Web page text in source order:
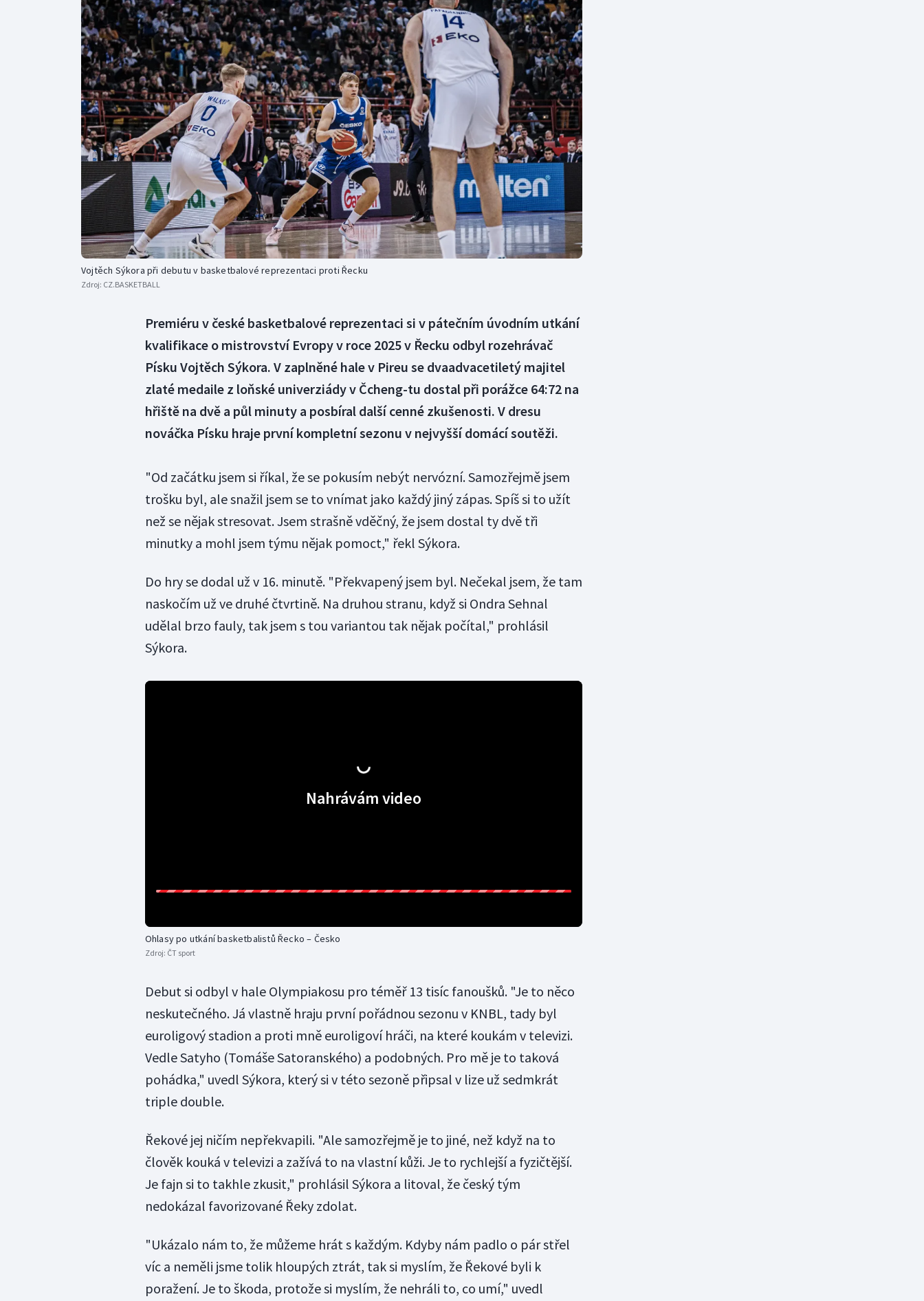
Curling
Dostihy
Florbal
Futsal
Golf
Gymnastika
Moderní pětiboj
Motorsport
Olympijské hry
Parasport
Plavání
Plážový volejbal
Triatlon
Veslování
Vodní slalom
Volejbal
Ostatní
Vojtěch Sýkora při debutu v basketbalové reprezentaci proti Řecku
Zdroj: CZ.BASKETBALL
Premiéru v české basketbalové reprezentaci si v pátečním úvodním utkání
kvalifikace o mistrovství Evropy v roce 2025 v Řecku odbyl rozehrávač
Písku Vojtěch Sýkora. V zaplněné hale v Pireu se dvaadvacetiletý majitel
zlaté medaile z loňské univerziády v Čcheng-tu dostal při porážce 64:72 na
hřiště na dvě a půl minuty a posbíral další cenné zkušenosti. V dresu
nováčka Písku hraje první kompletní sezonu v nejvyšší domácí soutěži.
"Od začátku jsem si říkal, že se pokusím nebýt nervózní. Samozřejmě jsem
trošku byl, ale snažil jsem se to vnímat jako každý jiný zápas. Spíš si to užít
než se nějak stresovat. Jsem strašně vděčný, že jsem dostal ty dvě tři
minutky a mohl jsem týmu nějak pomoct," řekl Sýkora.
Do hry se dodal už v 16. minutě. "Překvapený jsem byl. Nečekal jsem, že tam
naskočím už ve druhé čtvrtině. Na druhou stranu, když si Ondra Sehnal
udělal brzo fauly, tak jsem s tou variantou tak nějak počítal," prohlásil
Sýkora.
Nahrávám video
Ohlasy po utkání basketbalistů Řecko – Česko
Zdroj: ČT sport
Debut si odbyl v hale Olympiakosu pro téměř 13 tisíc fanoušků. "Je to něco
neskutečného. Já vlastně hraju první pořádnou sezonu v KNBL, tady byl
euroligový stadion a proti mně euroligoví hráči, na které koukám v televizi.
Vedle Satyho (Tomáše Satoranského) a podobných. Pro mě je to taková
pohádka," uvedl Sýkora, který si v této sezoně připsal v lize už sedmkrát
triple double.
Řekové jej ničím nepřekvapili. "Ale samozřejmě je to jiné, než když na to
člověk kouká v televizi a zažívá to na vlastní kůži. Je to rychlejší a fyzičtější.
Je fajn si to takhle zkusit," prohlásil Sýkora a litoval, že český tým
nedokázal favorizované Řeky zdolat.
"Ukázalo nám to, že můžeme hrát s každým. Kdyby nám padlo o pár střel
víc a neměli jsme tolik hloupých ztrát, tak si myslím, že Řekové byli k
poražení. Je to škoda, protože si myslím, že nehráli to, co umí," uvedl